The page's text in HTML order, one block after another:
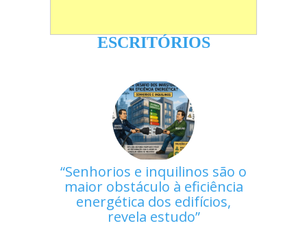
ESCRITÓRIOS
Senhorios e inquilinos são o
maior obstáculo à eficiência
energética dos edifícios,
revela estudo